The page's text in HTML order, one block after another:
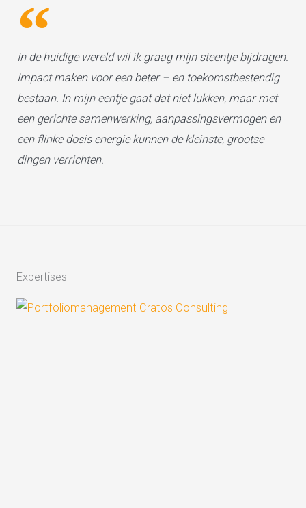
In de huidige wereld wil ik graag mijn steentje bijdragen.
Impact maken voor een beter – en toekomstbestendig
bestaan. In mijn eentje gaat dat niet lukken, maar met
een gerichte samenwerking, aanpassingsvermogen en
een flinke dosis energie kunnen de kleinste, grootse
dingen verrichten.
Expertises